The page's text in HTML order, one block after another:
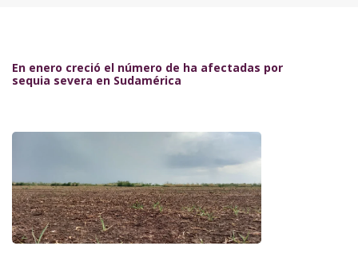
En enero creció el número de ha afectadas por
sequia severa en Sudamérica